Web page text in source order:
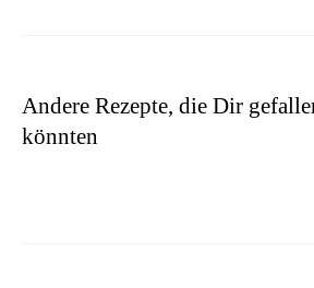
Andere Rezepte, die Dir
könnten